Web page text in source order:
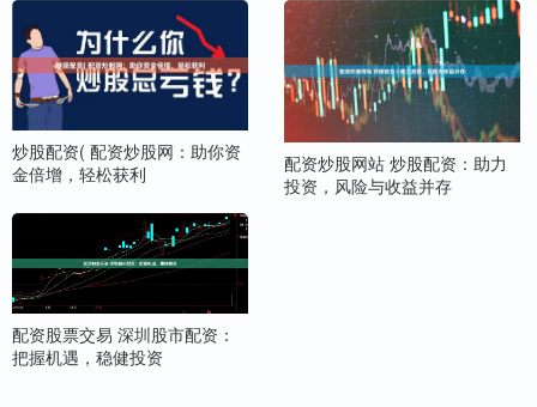
炒股配资( 配资炒股网：助你资
金倍增，轻松获利
配资炒股网站 炒股配资：助力
投资，风险与收益并存
配资股票交易 深圳股市配资：
把握机遇，稳健投资